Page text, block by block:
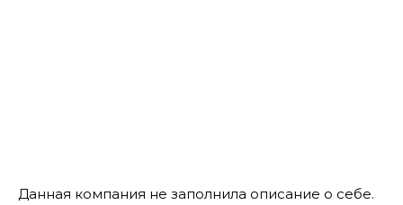
Данная компания не заполнила описание о себе.